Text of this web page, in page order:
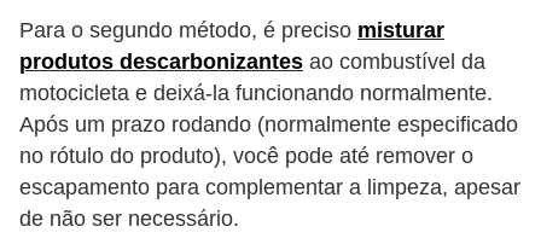
Para o segundo método, é preciso misturar
produtos descarbonizantes ao combustível da
motocicleta e deixá-la funcionando normalmente.
Após um prazo rodando (normalmente especificado
no rótulo do produto), você pode até remover o
escapamento para complementar a limpeza, apesar
de não ser necessário.
a
n
ç
a
e
s